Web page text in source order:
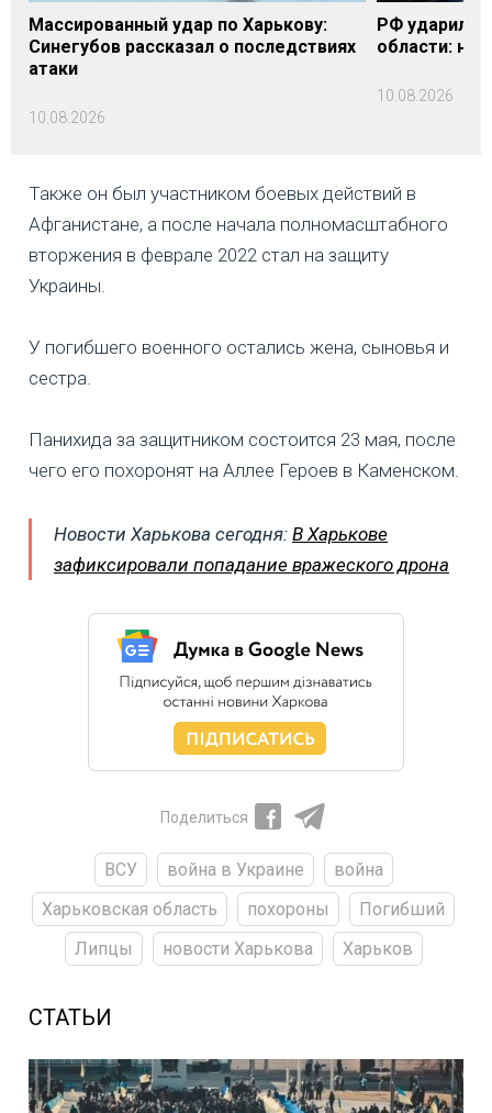
Массированный удар по Харькову:
Синегубов рассказал о последствиях
атаки
10.08.2026
РФ ударила
области: на
10.08.2026
Также он был участником боевых действий в
Афганистане, а после начала полномасштабного
вторжения в феврале 2022 стал на защиту
Украины.
У погибшего военного остались жена, сыновья и
сестра.
Панихида за защитником состоится 23 мая, после
чего его похоронят на Аллее Героев в Каменском.
Новости Харькова сегодня: В Харькове
зафиксировали попадание вражеского дрона
Поделиться
ВСУ война в Украине
война
Харьковская область
похороны
Погибший
Липцы
новости Харькова Харьков
СТАТЬИ